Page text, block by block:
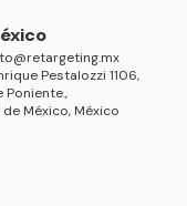
Pestalozzi 1106,
Poniente.,
México, México